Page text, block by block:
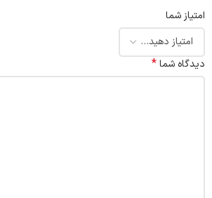
امتیاز شما
دیدگاه شما*